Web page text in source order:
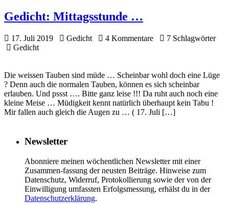
Gedicht: Mittagsstunde …
17. Juli 2019 Gedicht 4 Kommentare
7 Schlagwörter
Gedicht
Die weissen Tauben sind müde … Scheinbar wohl doch eine Lüge
? Denn auch die normalen Tauben, können es sich scheinbar
erlauben. Und pssst …. Bitte ganz leise !!! Da ruht auch noch eine
kleine Meise … Müdigkeit kennt natürlich überhaupt kein Tabu !
Mir fallen auch gleich die Augen zu … ( 17. Juli […]
Newsletter
Abonniere meinen wöchentlichen Newsletter mit einer
Zusammen-fassung der neusten Beiträge. Hinweise zum
Datenschutz, Widerruf, Protokollierung sowie der von der
Einwilligung umfassten Erfolgsmessung, erhälst du in der
Datenschutzerklärung.